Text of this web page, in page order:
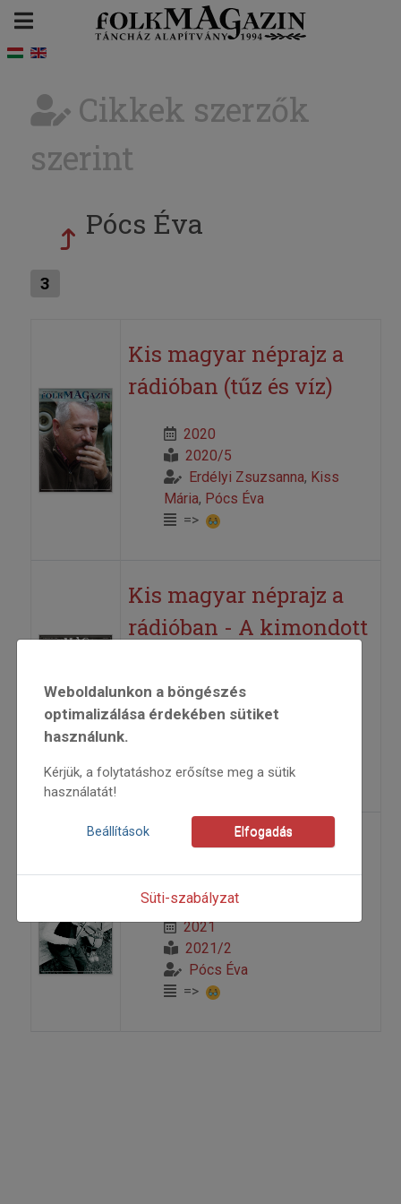
Cikkek szerzők
szerint
Pócs Éva
3
Kis magyar néprajz a
rádióban (tűz és víz)
2020
2020/5
Erdélyi Zsuzsanna, Kiss
Mária, Pócs Éva
=>
Kis magyar néprajz a
rádióban - A kimondott
2020
=>
Kis magyar néprajz a
rádióban - a mágia
2021
2021/2
Pócs Éva
=>
Weboldalunkon a böngészés
optimalizálása érdekében sütiket
használunk.
Kérjük, a folytatáshoz erősítse meg a sütik
használatát!
Beállítások Elfogadás
Süti-szabályzat